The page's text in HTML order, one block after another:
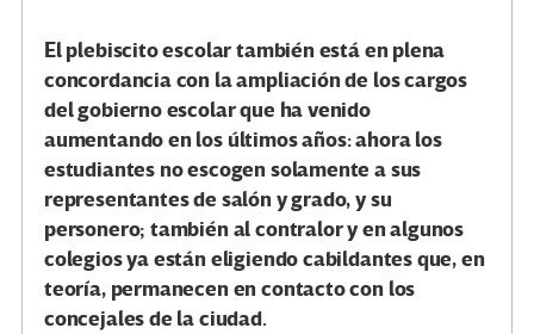
El plebiscito escolar también está en plena
concordancia con la ampliación de los cargos
del gobierno escolar que ha venido
aumentando en los últimos años: ahora los
estudiantes no escogen solamente a sus
representantes de salón y grado, y su
personero; también al contralor y en algunos
colegios ya están eligiendo cabildantes que, en
teoría, permanecen en contacto con los
concejales de la ciudad.